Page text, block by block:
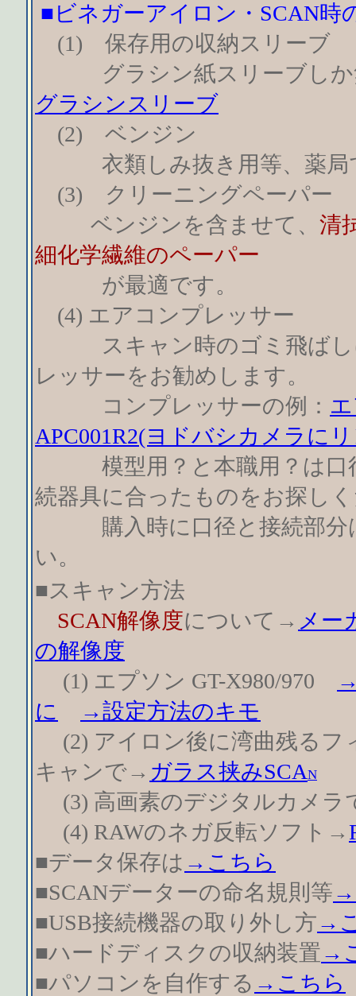
■ビネガーアイロン・SCAN時
(1) 保存用の収納スリーブ
グラシン紙スリーブしか
グラシンスリーブ
(2) ベンジン
衣類しみ抜き用等、薬局
(3) クリーニングペーパー
ベンジンを含ませて、 清
細化学繊維のペーパー
が最適です。
(4) エアコンプレッサー
スキャン時のゴミ飛ばし
レッサーをお勧めします。
コンプレッサーの例：
APC001R2(ヨドバシカメラに
模型用？と本職用？は口
続器具に合ったものをお探し
購入時に口径と接続部分
い。
■スキャン方法
SCAN解像度について→ メー
の解像度
(1) エプソン GT-X980/970
に
→設定方法のキモ
(2) アイロン後に湾曲残るフ
キャンで→ ガラス挟みSCAN
(3) 高画素のデジタルカメラ
(4) RAWのネガ反転ソフト→
■データ保存は →こちら
■SCANデーターの命名規則等→
■USB接続機器の取り外し方→
■ハードディスクの収納装置→
■パソコンを自作する →こちら